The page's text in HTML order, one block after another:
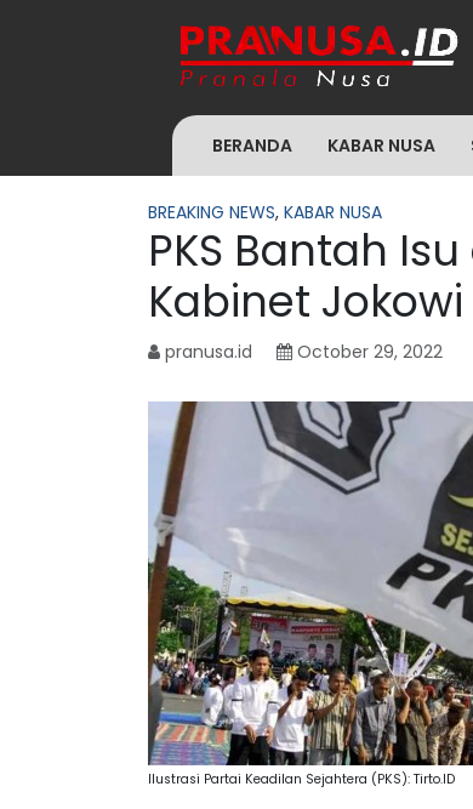
BERANDA KABAR NUSA
BREAKING NEWS, KABAR NUSA
PKS Bantah
Kabinet Jokowi
pranusa.id October 29, 2022
Ilustrasi Partai Keadilan Sejahtera (PKS): Tirto.ID